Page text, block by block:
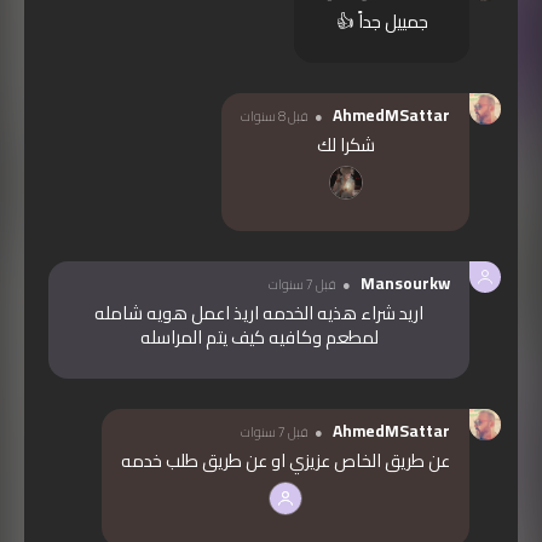
جمييل جداً 👍
AhmedMSattar قبل 8 سنوات
شكرا لك
Mansourkw قبل 7 سنوات
اريد شراء هذيه الخدمه اريذ اعمل هويه شامله
لمطعم وكافيه كيف يتم المراسله
AhmedMSattar قبل 7 سنوات
عن طريق الخاص عزيزي او عن طريق طلب خدمه